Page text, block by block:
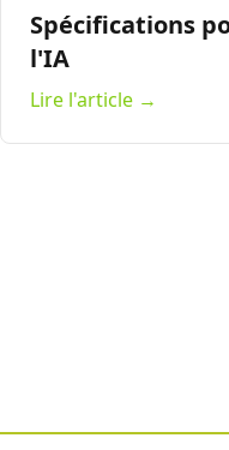
Spécifications
l'IA
Lire l'article →